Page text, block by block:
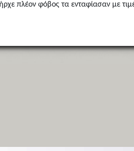
πλέον φόβος τα ενταφίασαν με